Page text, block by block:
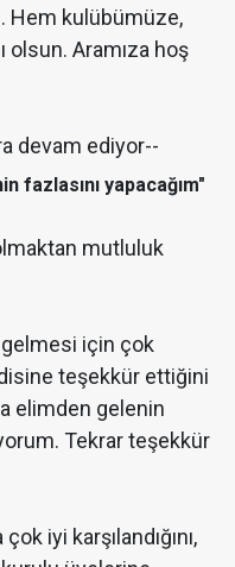
Hem kulübümüze,
olsun. Aramıza hoş
devam ediyor--
fazlasını yapacağım"
mutluluk
için çok
teşekkür ettiğini
elimden gelenin
Tekrar teşekkür
iyi karşılandığını,